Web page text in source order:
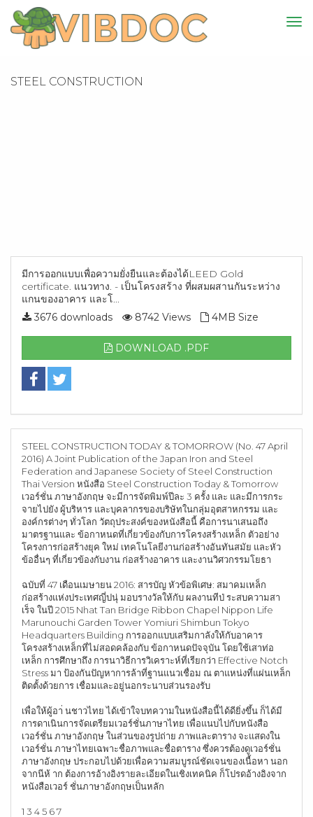
STEEL CONSTRUCTION
มีการออกแบบเพื่อความยั่งยืนและต้องได้LEED Gold
certificate. แนวทาง. - เป็นโครงสร้าง ที่ผสมผสานกันระหว่าง
แกนของอาคาร และโ...
3676 downloads
8742 Views 4MB Size
DOWNLOAD .PDF
STEEL CONSTRUCTION TODAY & TOMORROW (No. 47 April
2016) A Joint Publication of the Japan Iron and Steel
Federation and Japanese Society of Steel Construction
Thai Version หนังสือ Steel Construction Today & Tomorrow
เวอร์ชั่น ภาษาอังกฤษ จะมีการจัดพิมพ์ปีละ 3 ครั้ง และ และมีการกระ
จายไปยัง ผู้บริหาร และบุคลากรของบริษัทในกลุ่มอุตสาหกรรม และ
องค์กรต่างๆ ทั่วโลก วัตถุประสงค์ของหนังสือนี้ คือการนาเสนอถึง
มาตรฐานและ ข้อกาหนดที่เกี่ยวข้องกับการโครงสร้างเหล็ก ตัวอย่าง
โครงการก่อสร้างยุค ใหม่ เทคโนโลยีงานก่อสร้างอันทันสมัย และหัว
ข้ออื่นๆ ที่เกี่ยวข้องกับงาน ก่อสร้างอาคาร และงานวิศวกรรมโยธา
ฉบับที่ 47 เดือนเมษายน 2016: สารบัญ หัวข้อพิเศษ: สมาคมเหล็ก
ก่อสร้างแห่งประเทศญี่ปนุ่ มอบรางวัลให้กับ ผลงานทีป่ ระสบความสา
เร็จ ในปี 2015 Nhat Tan Bridge Ribbon Chapel Nippon Life
Marunouchi Garden Tower Yomiuri Shimbun Tokyo
Headquarters Building การออกแบบเสริมกาลังให้กับอาคาร
โครงสร้างเหล็กที่ไม่สอดคล้องกับ ข้อกาหนดปัจจุบัน โดยใช้เสาท่อ
เหล็ก การศึกษาถึง การนาวิธีการวิเคราะห์ที่เรียกว่า Effective Notch
Stress มา ป้องกันปัญหาการล้าที่ฐานแนวเชื่อม ณ ตาแหน่งที่แผ่นเหล็ก
ติดตั้งด้วยการ เชื่อมและอยู่นอกระนาบส่วนรองรับ
เพื่อให้ผู้อา่ นชาวไทย ได้เข้าใจบทความในหนังสือนี้ได้ดียิ่งขึ้น ก็ได้มี
การดาเนินการจัดเตรียมเวอร์ชั่นภาษาไทย เพื่อแนบไปกับหนังสือ
เวอร์ชั่น ภาษาอังกฤษ ในส่วนของรูปถ่าย ภาพและตาราง จะแสดงใน
เวอร์ชั่น ภาษาไทยเฉพาะชื่อภาพและชื่อตาราง ซึ่งควรต้องดูเวอร์ชั่น
ภาษาอังกฤษ ประกอบไปด้วยเพื่อความสมบูรณ์ชัดเจนของเนื้อหา นอก
จากนีห้ าก ต้องการอ้างอิงรายละเอียดในเชิงเทคนิค ก็โปรดอ้างอิงจาก
หนังสือเวอร์ ชั่นภาษาอังกฤษเป็นหลัก
1 3 4 5 6 7